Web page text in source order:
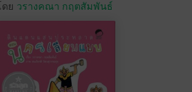
ดย วรางคณา กฤตสัมพันธ์